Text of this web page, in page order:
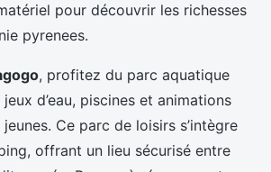
pour découvrir les richesses
pyrenees.
, profitez du parc aquatique
d’eau, piscines et animations
Ce parc de loisirs s’intègre
offrant un lieu sécurisé entre